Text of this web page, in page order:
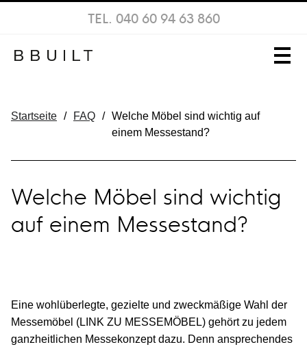
TEL. 040 60 94 63 860
Startseite / FAQ / Welche Möbel sind wichtig auf
einem Messestand?
Welche Möbel sind wichtig
auf einem Messestand?
Eine wohlüberlegte, gezielte und zweckmäßige Wahl der
Messemöbel (LINK ZU MESSEMÖBEL) gehört zu jedem
ganzheitlichen Messekonzept dazu. Denn ansprechendes